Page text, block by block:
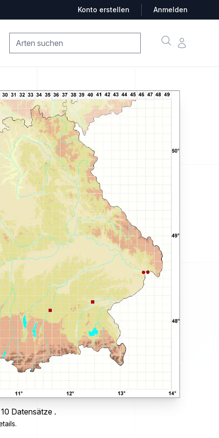
Konto erstellen Anmelden
SucheKonto
Datensätze .